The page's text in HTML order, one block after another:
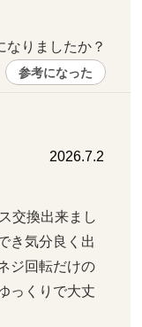
なりましたか？
参考になった
2026.7.2
交換出来まし
き気分良く出
ジ回転だけの
っくりで大丈